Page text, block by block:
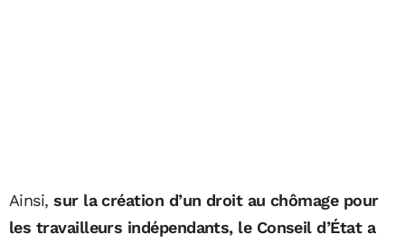
Ainsi,sur la création d’un droit au chômage pour
les travailleurs indépendants, le Conseil d’État a